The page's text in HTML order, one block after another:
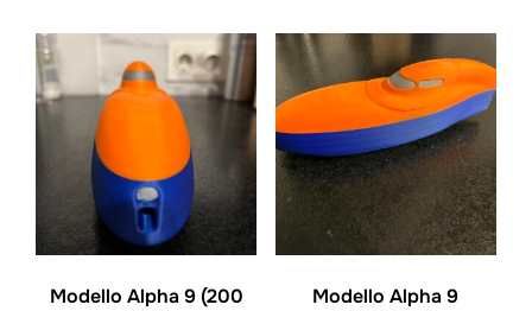
ha
più
varianti.
opzioni
possono
essere
scelte
ha
più
varianti.
Le
opzioni
possono
essere
scelte
Modello Alpha 9 (200
Modello Alpha 9